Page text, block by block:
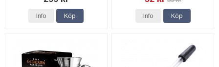
Info Köp Info Köp